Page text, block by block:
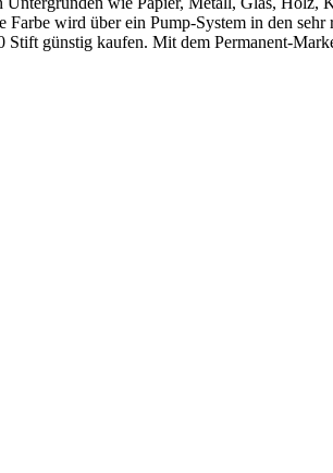
wird über ein Pump-System in den
Stift günstig kaufen. Mit dem Permanent-